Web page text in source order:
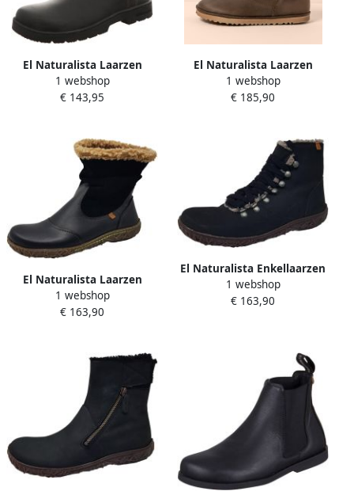
El Naturalista Laarzen
1 webshop
€ 143,95
El Naturalista Laarzen
2537511FE005
1 webshop
€ 185,90
El Naturalista Laarzen
1 webshop
€ 163,90
El Naturalista Enkellaarzen
1 webshop
€ 163,90